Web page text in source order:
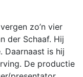
zo’n vier
der Schaaf. Hij
Daarnaast is hij
De productie